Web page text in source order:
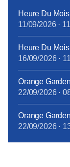
Heure Du
11/09/2026·
Heure Du
16/09/2026·
Orange
22/09/2026·
Orange
22/09/2026·